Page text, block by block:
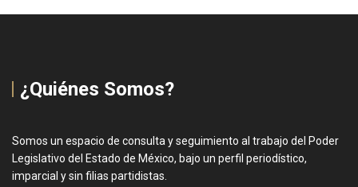
¿Quiénes Somos?
Somos un espacio de consulta y seguimiento al trabajo del Poder
Legislativo del Estado de México, bajo un perfil periodístico,
imparcial y sin filias partidistas.